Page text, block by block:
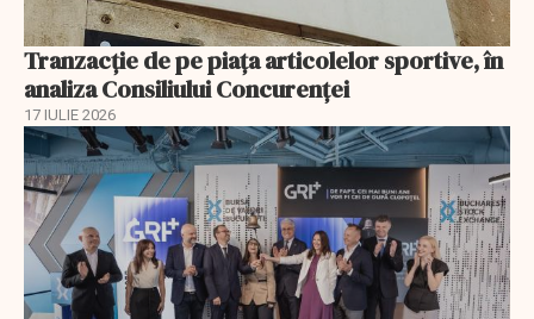
Tranzacție de pe piața articolelor sportive, în
analiza Consiliului Concurenţei
17 IULIE 2026